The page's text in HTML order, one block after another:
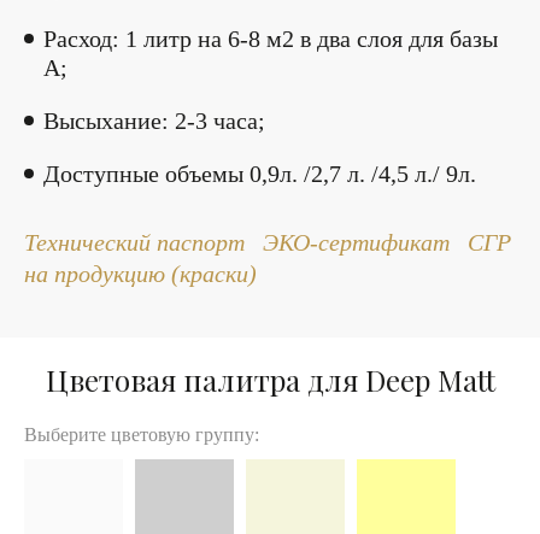
Расход: 1 литр на 6-8 м2 в два слоя для базы
А;
Высыхание: 2-3 часа;
Доступные объемы 0,9л. /2,7 л. /4,5 л./ 9л.
Технический паспорт ЭКО-сертификат
СГР
на продукцию (краски)
Цветовая палитра для Deep Matt
Выберите цветовую группу: